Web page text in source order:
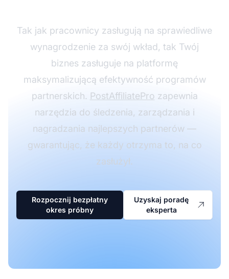
Tak jak pracownicy zasługują na sprawiedliwe
wynagrodzenie za swój wkład, tak Twój
biznes zasługuje na platformę
maksymalizującą efektywność programów
partnerskich. PostAffiliatePro zapewnia
narzędzia do śledzenia, zarządzania i
nagradzania najlepszych partnerów —
gwarantując, że każdy otrzyma to, na co
zasłużył.
Rozpocznij bezpłatny
okres próbny
Uzyskaj poradę
eksperta